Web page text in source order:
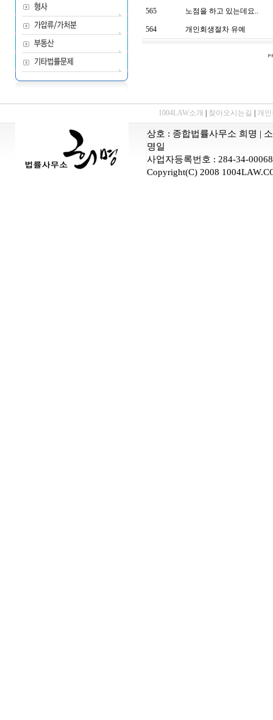
565 노점을 하고 있는데요..
564 개인회생절차 유예
1004LAW소개 찾아오시는길 개
상호 : 종합법률사무소 희명 |
명일
사업자등록번호 : 284-34-
Copyright(C) 2008